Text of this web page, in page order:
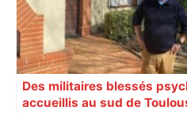
Des militaires blessés
accueillis au sud de